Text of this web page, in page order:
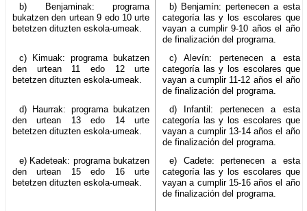
b) Benjaminak: programa
bukatzen den urtean 9 edo 10 urte
betetzen dituzten eskola-umeak.
b) Benjamín: pertenecen a esta
categoría las y los escolares que
vayan a cumplir 9-10 años el año
de finalización del programa.
c) Kimuak: programa bukatzen
den urtean 11 edo 12 urte
betetzen dituzten eskola-umeak.
c) Alevín: pertenecen a esta
categoría las y los escolares que
vayan a cumplir 11-12 años el año
de finalización del programa.
d) Haurrak: programa bukatzen
den urtean 13 edo 14 urte
betetzen dituzten eskola-umeak.
d) Infantil: pertenecen a esta
categoría las y los escolares que
vayan a cumplir 13-14 años el año
de finalización del programa.
e) Kadeteak: programa bukatzen
den urtean 15 edo 16 urte
betetzen dituzten eskola-umeak.
e) Cadete: pertenecen a esta
categoría las y los escolares que
vayan a cumplir 15-16 años el año
de finalización del programa.